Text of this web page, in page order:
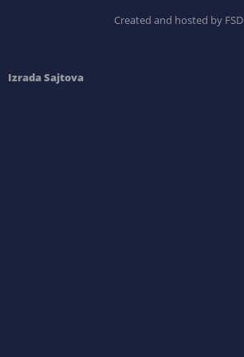
Created and hosted by FSD
Izrada Sajtova